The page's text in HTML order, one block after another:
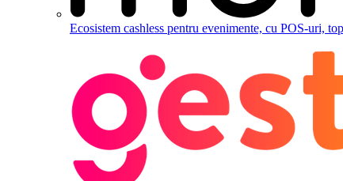
Ecosistem cashless pentru evenimente, cu POS-uri,